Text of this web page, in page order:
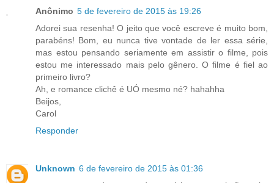
Anônimo 5 de fevereiro de 2015 às 19:26
Adorei sua resenha! O jeito que você escreve é muito bom,
parabéns! Bom, eu nunca tive vontade de ler essa série,
mas estou pensando seriamente em assistir o filme, pois
estou me interessado mais pelo gênero. O filme é fiel ao
primeiro livro?
Ah, e romance clichê é UÓ mesmo né? hahahha
Beijos,
Carol
Responder
Unknown 6 de fevereiro de 2015 às 01:36